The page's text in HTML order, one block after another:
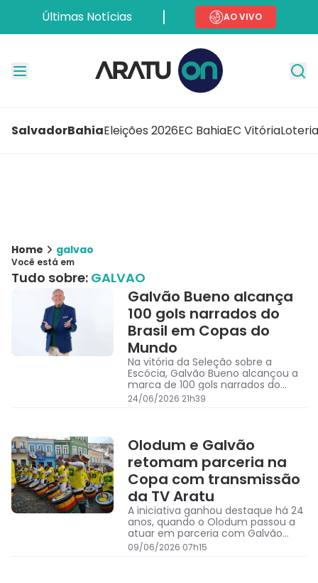
Últimas Notícias AO VIVO
SalvadorBahiaEleições 2026EC BahiaEC Vitória
Home galvao
Você está em
Tudo sobre: GALVAO
Galvão Bueno alcança
100 gols narrados do
Brasil em Copas do
Mundo
Na vitória da Seleção sobre a
Escócia, Galvão Bueno alcançou a
marca de 100 gols narrados do
Brasil em Copas do Mundo
24/06/2026 21h39
Olodum e Galvão
retomam parceria na
Copa com transmissão
da TV Aratu
A iniciativa ganhou destaque há 24
anos, quando o Olodum passou a
atuar em parceria com Galvão
Bueno durante as transmissões da
Copa do Mundo
09/06/2026 07h15